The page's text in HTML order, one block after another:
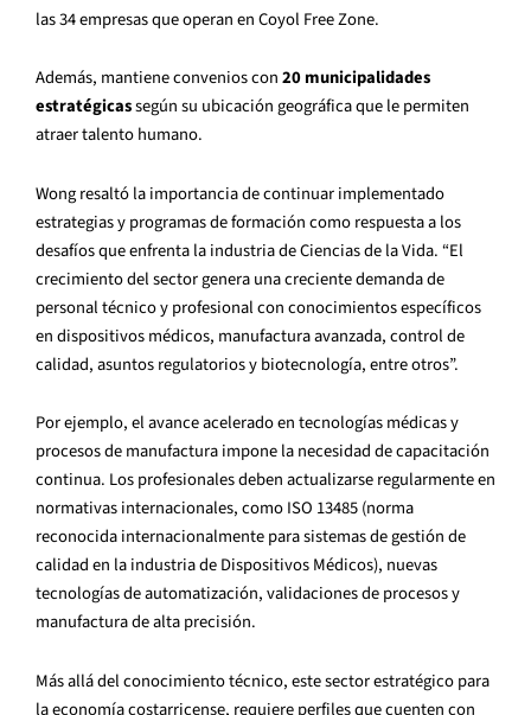
las 34 empresas que operan en Coyol Free Zone.
Además, mantiene convenios con20 municipalidades
estratégicassegún su ubicación geográfica que le permiten
atraer talento humano.
Wong resaltó la importancia de continuar implementado
estrategias y programas de formación como respuesta a los
desafíos que enfrenta la industria de Ciencias de la Vida. “El
crecimiento del sector genera una creciente demanda de
personal técnico y profesional con conocimientos específicos
en dispositivos médicos, manufactura avanzada, control de
calidad, asuntos regulatorios y biotecnología, entre otros”.
Por ejemplo, el avance acelerado en tecnologías médicas y
procesos de manufactura impone la necesidad de capacitación
continua. Los profesionales deben actualizarse regularmente en
normativas internacionales, como ISO 13485 (norma
reconocida internacionalmente para sistemas de gestión de
calidad en la industria de Dispositivos Médicos), nuevas
tecnologías de automatización, validaciones de procesos y
manufactura de alta precisión.
Más allá del conocimiento técnico, este sector estratégico para
la economía costarricense, requiere perfiles que cuenten con